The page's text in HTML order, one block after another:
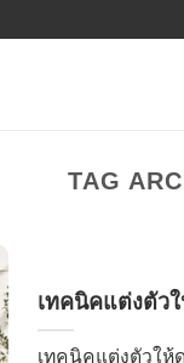
TAG
เทคนิคแต่งตัว
เทคนิคแต่งตัวให้